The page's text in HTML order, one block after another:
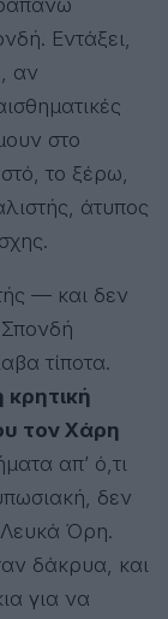
Εντάξει,
αν
στο
το ξέρω,
άτυπος
— και δεν
Σπονδή
τίποτα.
τον Χάρη
απ’ ό,τι
δεν
Όρη.
δάκρυα, και
για να